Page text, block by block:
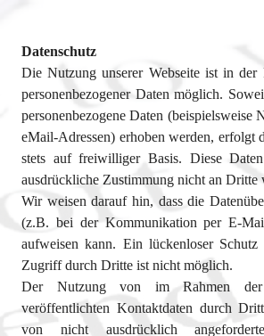
Datenschutz
Die Nutzung unserer Webseite ist in der
personenbezogener Daten möglich.
personenbezogene Daten (beispielsweise
eMail-Adressen) erhoben werden, erfolgt
stets auf freiwilliger Basis. Diese
ausdrückliche Zustimmung nicht an Dritte
Wir weisen darauf hin, dass die
(z.B. bei der Kommunikation per E-
aufweisen kann. Ein lückenloser
Zugriff durch Dritte ist nicht möglich.
Der Nutzung von im Rahmen der
veröffentlichten Kontaktdaten durch
von nicht ausdrücklich